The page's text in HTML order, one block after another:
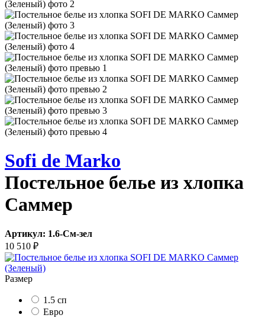
Sofi de Marko
Постельное белье из хлопка
Саммер
Артикул: 1.6-См-зел
10 510 ₽
Размер
1.5 сп
Евро